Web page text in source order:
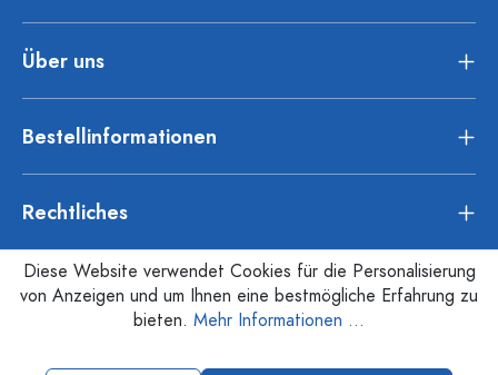
Über uns
Bestellinformationen
Rechtliches
Diese Website verwendet Cookies für die Personalisierung
von Anzeigen und um Ihnen eine bestmögliche Erfahrung zu
bieten. Mehr Informationen ...